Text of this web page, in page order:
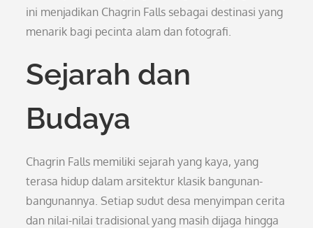
ini menjadikan Chagrin Falls sebagai destinasi yang
menarik bagi pecinta alam dan fotografi.
Sejarah dan
Budaya
Chagrin Falls memiliki sejarah yang kaya, yang
terasa hidup dalam arsitektur klasik bangunan-
bangunannya. Setiap sudut desa menyimpan cerita
dan nilai-nilai tradisional yang masih dijaga hingga